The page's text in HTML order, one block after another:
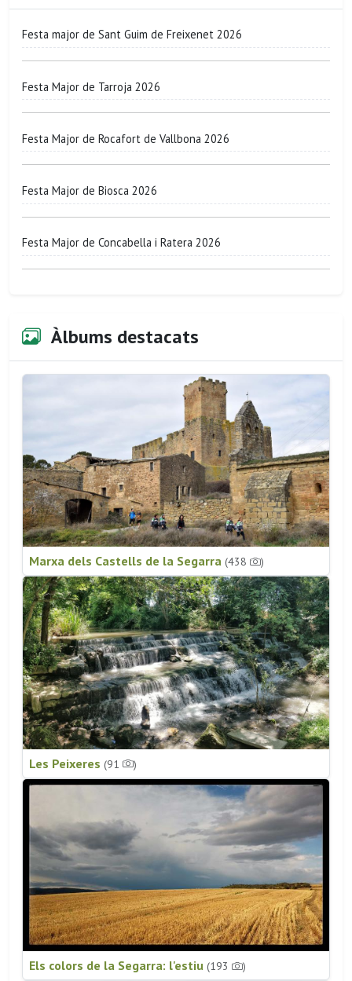
Festa major de Sant Guim de Freixenet 2026
Festa Major de Tarroja 2026
Festa Major de Rocafort de Vallbona 2026
Festa Major de Biosca 2026
Festa Major de Concabella i Ratera 2026
Àlbums destacats
Marxa dels Castells de la Segarra (438 )
Les Peixeres (91 )
Els colors de la Segarra: l'estiu (193 )